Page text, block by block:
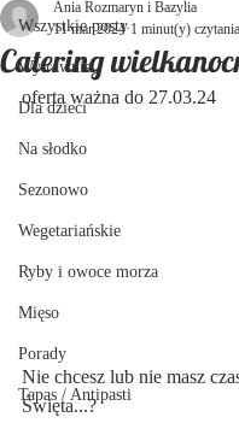
Wszystkie posty
Wytrawnie
Dla dzieci
Na słodko
Sezonowo
Wegetariańskie
Ryby i owoce morza
Mięso
Porady
Tapas / Antipasti
Catering
Ania Rozmaryn i Bazylia
11 mar 2024 1 minut(y) czytania
oferta ważna do 27.03.24
Nie chcesz lub nie masz
Święta...?